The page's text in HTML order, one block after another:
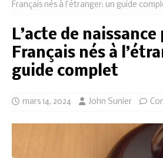
Français nés à l’étranger: un guide
L’acte de naissance
Français nés à
guide complet
mars 14, 2024 John Sunier